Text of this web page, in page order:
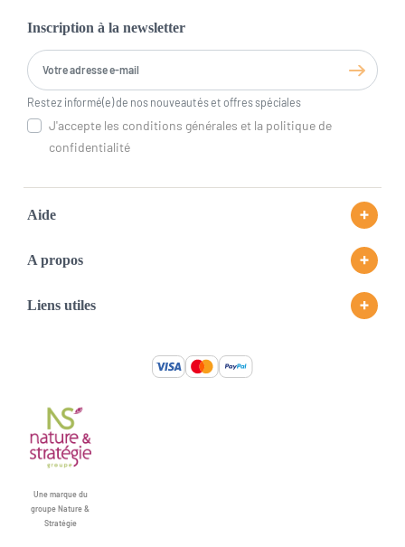
Inscription à la newsletter
Restez informé(e) de nos nouveautés et offres spéciales
J'accepte les conditions générales et la politique de
confidentialité
Aide
A propos
Liens utiles
Une marque du
groupe Nature &
Stratégie